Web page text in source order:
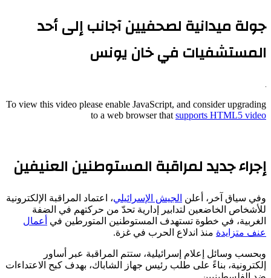
جولة ميدانية لصحفيين آجانب إلى أحد
المستشفيات في خان يونس
To view this video please enable JavaScript, and consider upgrading
to a web browser that supports HTML5 video
إجراء جديد لمراقبة المستوطنين العنيفين
وفي سياق آخر، أعلن الجيش الإسرائيلي، اعتماد المراقبة الإلكترونية
للأشخاص الخاضعين لتدابير إدارية تحدّ من حركتهم في الضفة
الغربية، في خطوة تستهدف المستوطنين المتورطين في
أعمال
عنف متزايدة منذ اندلاع الحرب في غزة.
وبحسب وسائل إعلام إسرائيلية، ستتم المراقبة عبر أساور
إلكترونية، بناءً على طلب رئيس جهاز الشاباك، بهدف كبح الاعتداءات